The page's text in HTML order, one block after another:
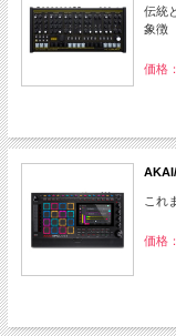
伝統
象徴
価格
これ
価格